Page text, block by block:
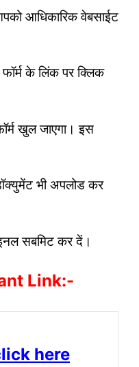
आधिकारिक वेबसाईट
के लिंक पर क्लिक
खुल जाएगा। इस
भी अपलोड कर
सबमिट कर दें।
Link:-
here